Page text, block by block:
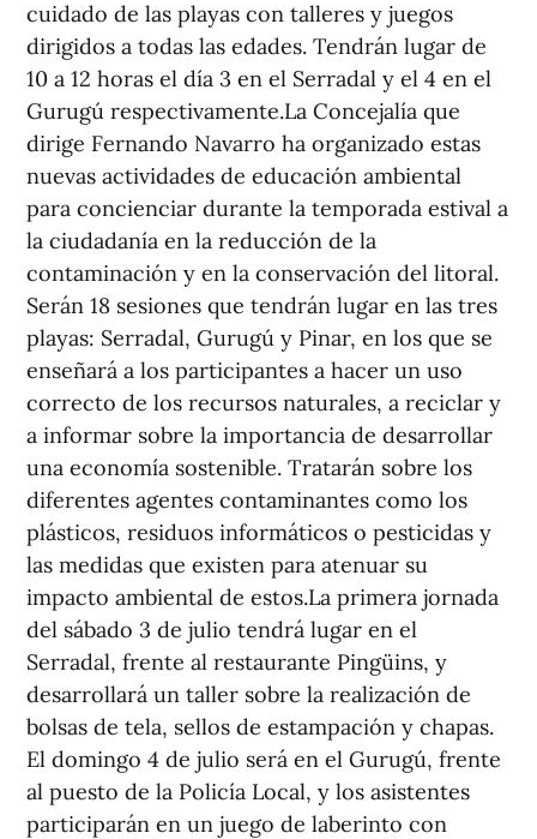
cuidado de las playas con talleres y juegos
dirigidos a todas las edades. Tendrán lugar de
10 a 12 horas el día 3 en el Serradal y el 4 en el
Gurugú respectivamente.La Concejalía que
dirige Fernando Navarro ha organizado estas
nuevas actividades de educación ambiental
para concienciar durante la temporada estival a
la ciudadanía en la reducción de la
contaminación y en la conservación del litoral.
Serán 18 sesiones que tendrán lugar en las tres
playas: Serradal, Gurugú y Pinar, en los que se
enseñará a los participantes a hacer un uso
correcto de los recursos naturales, a reciclar y
a informar sobre la importancia de desarrollar
una economía sostenible. Tratarán sobre los
diferentes agentes contaminantes como los
plásticos, residuos informáticos o pesticidas y
las medidas que existen para atenuar su
impacto ambiental de estos.La primera jornada
del sábado 3 de julio tendrá lugar en el
Serradal, frente al restaurante Pingüins, y
desarrollará un taller sobre la realización de
bolsas de tela, sellos de estampación y chapas.
El domingo 4 de julio será en el Gurugú, frente
al puesto de la Policía Local, y los asistentes
participarán en un juego de laberinto con